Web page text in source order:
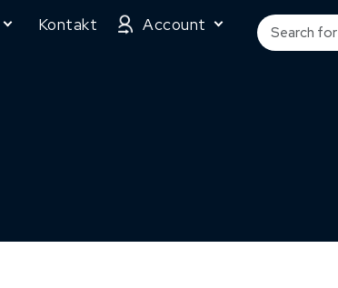
Kontakt Account